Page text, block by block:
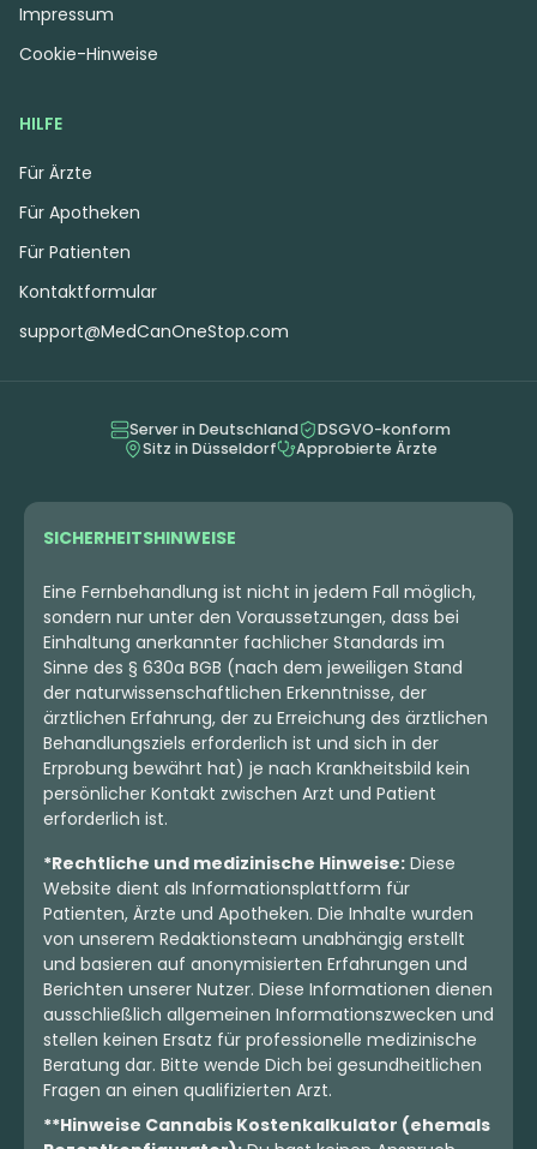
Indica Extrakt
(25)
CBD:1mg
4,3(10)
THC:25mg
Sativa Extrakt
SOMAI Senses Mango
25:1
4,4(17)
THC:25mg CBD:1mg
3.00 €
Sativa Blüten
Nimbus easy 30/1 La
Sage
La Sage
4,3 (289)
THC:30% CBD:1
8.95 €
HILFE
Für Ärzte
Für Apotheken
Für Patienten
Kontaktformular
support@MedCanOneStop.com
Impressum
Cookie-Hinweise
Server in Deutschland
DSGVO-konform
Sitz in Düsseldorf
Approbierte Ärzte
SICHERHEITSHINWEISE
Eine Fernbehandlung ist nicht in jedem Fall möglich,
sondern nur unter den Voraussetzungen, dass bei
Einhaltung anerkannter fachlicher Standards im
Sinne des § 630a BGB (nach dem jeweiligen Stand
der naturwissenschaftlichen Erkenntnisse, der
ärztlichen Erfahrung, der zu Erreichung des ärztlichen
Behandlungsziels erforderlich ist und sich in der
Erprobung bewährt hat) je nach Krankheitsbild kein
persönlicher Kontakt zwischen Arzt und Patient
erforderlich ist.
*Rechtliche und medizinische Hinweise: Diese
Website dient als Informationsplattform für
Patienten, Ärzte und Apotheken. Die Inhalte wurden
von unserem Redaktionsteam unabhängig erstellt
und basieren auf anonymisierten Erfahrungen und
Berichten unserer Nutzer. Diese Informationen dienen
ausschließlich allgemeinen Informationszwecken und
stellen keinen Ersatz für professionelle medizinische
Beratung dar. Bitte wende Dich bei gesundheitlichen
Fragen an einen qualifizierten Arzt.
**Hinweise Cannabis Kostenkalkulator (ehemals